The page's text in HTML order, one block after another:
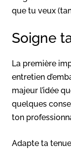
que tu veux
Soigne
La première
entretien
majeur l’idée
quelques
ton
Adapte ta